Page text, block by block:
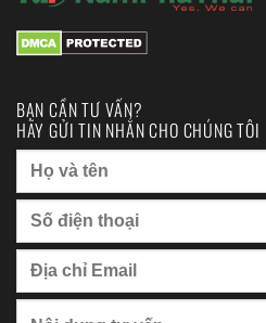
BẠN CẦN TƯ VẤN?
HÃY GỬI TIN NHẮN CHO CHÚNG TÔI